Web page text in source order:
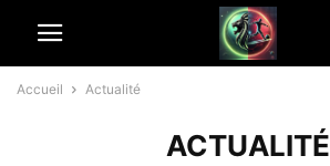
Accueil Actualité
ACTUALITÉ